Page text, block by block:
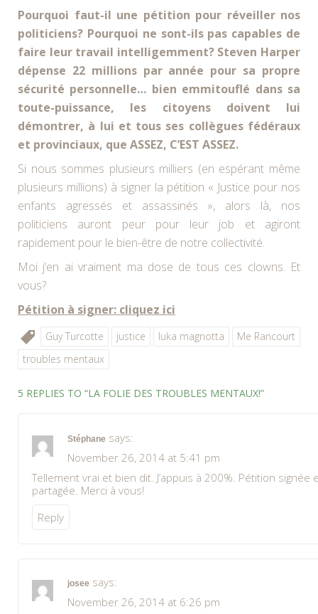
Pourquoi faut-il une pétition pour réveiller nos
politiciens? Pourquoi ne sont-ils pas capables de
faire leur travail intelligemment? Steven Harper
dépense 22 millions par année pour sa propre
sécurité personnelle… bien emmitouflé dans sa
toute-puissance, les citoyens doivent lui
démontrer, à lui et tous ses collègues fédéraux
et provinciaux, que ASSEZ, C’EST ASSEZ.
Si nous sommes plusieurs milliers (en espérant même
plusieurs millions) à signer la pétition « Justice pour nos
enfants agressés et assassinés », alors là, nos
politiciens auront peur pour leur job et agiront
rapidement pour le bien-être de notre collectivité.
Moi j’en ai vraiment ma dose de tous ces clowns. Et
vous?
Pétition à signer: cliquez ici
Guy Turcotte justice luka magnotta
Me Rancourt
troubles mentaux
5 REPLIES TO “LA FOLIE DES TROUBLES MENTAUX!”
Stéphane says:
November 26, 2014 at 5:41 pm
Tellement vrai et bien dit. J’appuis à 200%. Pétition signée
partagée. Merci à vous!
Reply
josee says:
November 26, 2014 at 6:26 pm